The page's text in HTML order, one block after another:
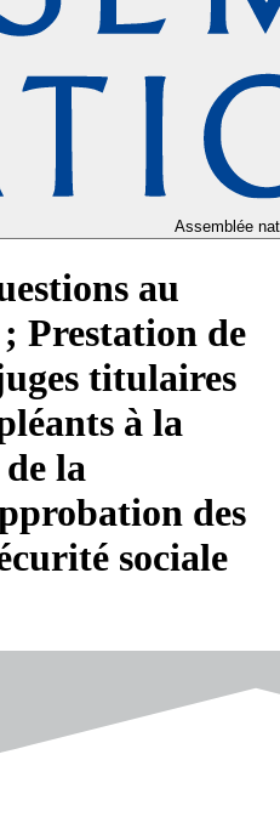
Assemblée
au
Prestation de
titulaires
à la
la
des
sociale